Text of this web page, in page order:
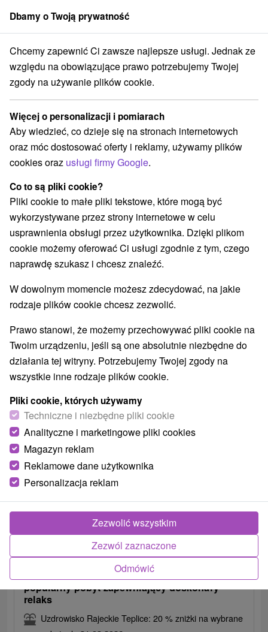
członek grupySorger
oferty na Słowacji Bony wakacyjne na Słowacji Horné Považie
Bony wakacyjne na Słowacji Horné
Považie
Kategorie
Wszystkie kategorie
Pobyty z rabatem
Wellness pobyty(10)
Romantyczne wypady(3) Pobyty dla seniorów(1)
Wakacje rodzinne(4)
Wybierz lokalizację lub datę
Wsie i miasta
Rajecké Teplice(8) Belá(4)
WSZYSTKO TOP - BESTSELLERY NAJTAŃSZE
zobacz poprzedni
od677,98zł
Pobyt relaksacyjny RELAX CLASSIC:
popularny pobyt zapewniający doskonały
relaks
Uzdrowisko Rajeckie Teplice: 20 % zniżki na wybrane
Dbamy o Twoją prywatność
Chcemy zapewnić Ci zawsze najlepsze usługi. Jednak ze
względu na obowiązujące prawo potrzebujemy Twojej
zgody na używanie plików cookie.
Więcej o personalizacji i pomiarach
Aby wiedzieć, co dzieje się na stronach internetowych
oraz móc dostosować oferty i reklamy, używamy plików
cookies oraz usługi firmy Google.
Co to są pliki cookie?
Pliki cookie to małe pliki tekstowe, które mogą być
wykorzystywane przez strony internetowe w celu
usprawnienia obsługi przez użytkownika. Dzięki plikom
cookie możemy oferować Ci usługi zgodnie z tym, czego
naprawdę szukasz i chcesz znaleźć.
W dowolnym momencie możesz zdecydować, na jakie
rodzaje plików cookie chcesz zezwolić.
Prawo stanowi, że możemy przechowywać pliki cookie na
Twoim urządzeniu, jeśli są one absolutnie niezbędne do
działania tej witryny. Potrzebujemy Twojej zgody na
wszystkie inne rodzaje plików cookie.
Pliki cookie, których używamy
Techniczne i niezbędne pliki cookie
Analityczne i marketingowe pliki cookies
Magazyn reklam
Reklamowe dane użytkownika
Personalizacja reklam
Odmówić
Zezwól zaznaczone
Zezwolić wszystkim